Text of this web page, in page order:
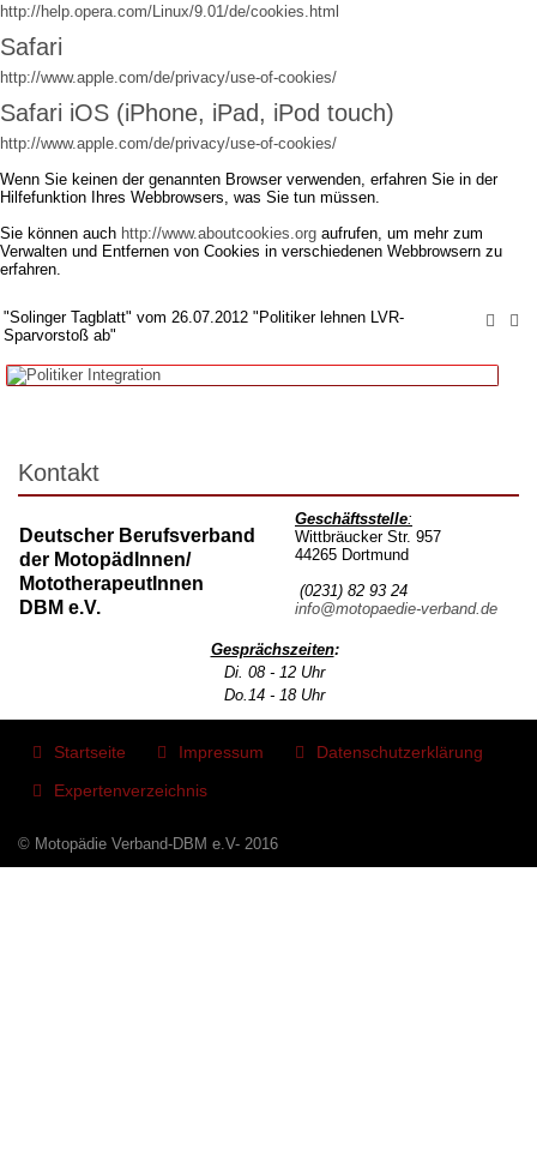
http://help.opera.com/Linux/9.01/de/cookies.html
Safari
http://www.apple.com/de/privacy/use-of-cookies/
Safari iOS (iPhone, iPad, iPod touch)
http://www.apple.com/de/privacy/use-of-cookies/
Wenn Sie keinen der genannten Browser verwenden, erfahren Sie in der
Hilfefunktion Ihres Webbrowsers, was Sie tun müssen.
Sie können auch http://www.aboutcookies.org aufrufen, um mehr zum
Verwalten und Entfernen von Cookies in verschiedenen Webbrowsern zu
erfahren.
"Solinger Tagblatt" vom 26.07.2012 "Politiker lehnen LVR-
Sparvorstoß ab"
Kontakt
Deutscher Berufsverband
der MotopädInnen/
MototherapeutInnen
DBM e.V.
Geschäftsstelle:
Wittbräucker Str. 957
44265 Dortmund
(0231) 82 93 24
info@motopaedie-verband.de
Gesprächszeiten:
Di. 08 - 12 Uhr
Do.14 - 18 Uhr
Startseite Impressum Datenschutzerklärung
Expertenverzeichnis
© Motopädie Verband-DBM e.V- 2016